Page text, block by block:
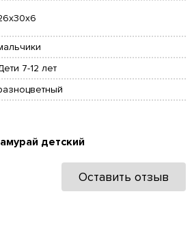
7-12 лет
детский
Оставить отзыв